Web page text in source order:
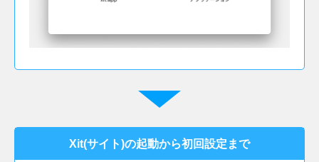
Xit(サイト)の起動から初回設定まで